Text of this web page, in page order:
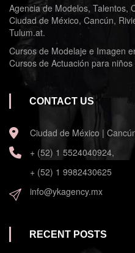
Agencia de Modelos, Talentos,
Ciudad de México, Cancún,
Tulum.at.
Cursos de Modelaje e Imagen
Cursos de Actuación para
CONTACT US
Ciudad de México |
+ (52) 1 5524040924,
+ (52) 1 9982430625
info@ykagency.mx
RECENT POSTS